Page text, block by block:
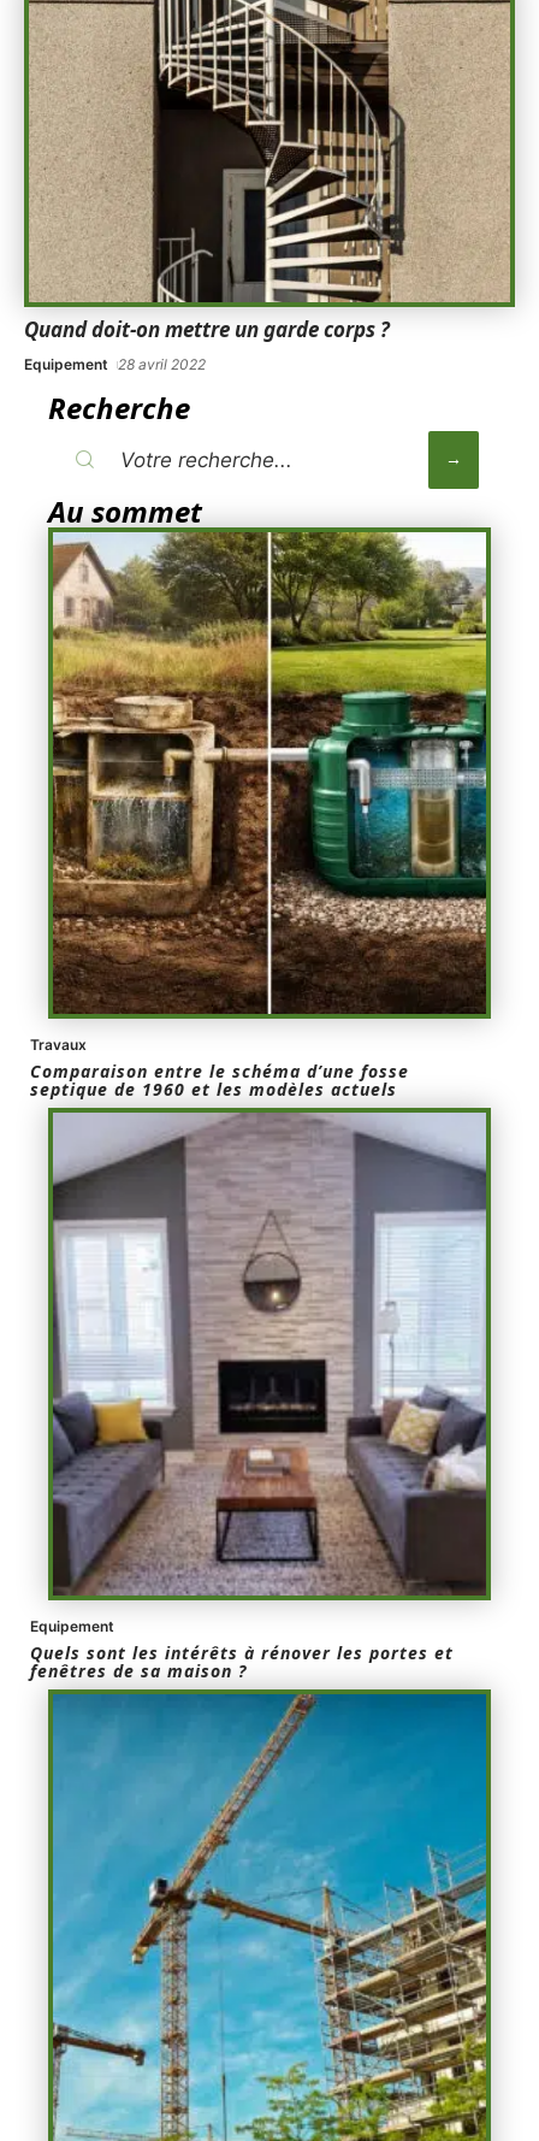
Quand doit-on mettre un garde corps ?
Equipement 28 avril 2022
Recherche
Au sommet
Travaux
Comparaison entre le schéma d’une fosse
septique de 1960 et les modèles actuels
Equipement
Quels sont les intérêts à rénover les portes et
fenêtres de sa maison ?